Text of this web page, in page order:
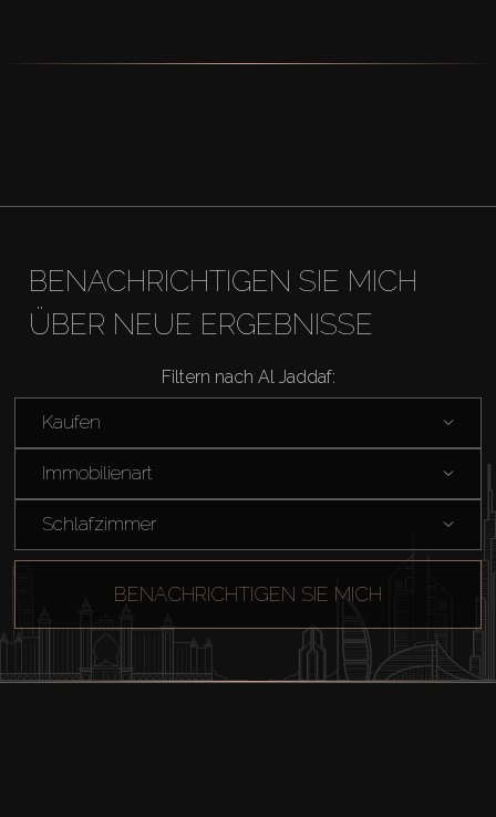
BENACHRICHTIGEN SIE MICH
ÜBER NEUE ERGEBNISSE
Filtern nach Al Jaddaf:
Kaufen
Immobilienart
Schlafzimmer
BENACHRICHTIGEN SIE MICH